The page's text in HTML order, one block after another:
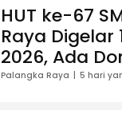
HUT ke-67
Raya Digelar
2026, Ada
Jalan Santai
Palangka Raya 5 hari